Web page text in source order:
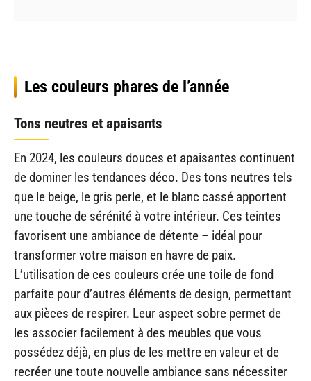
Les couleurs phares de l’année
Tons neutres et apaisants
En 2024, les couleurs douces et apaisantes continuent
de dominer les tendances déco. Des tons neutres tels
que le beige, le gris perle, et le blanc cassé apportent
une touche de sérénité à votre intérieur. Ces teintes
favorisent une ambiance de détente – idéal pour
transformer votre maison en havre de paix.
L’utilisation de ces couleurs crée une toile de fond
parfaite pour d’autres éléments de design, permettant
aux pièces de respirer. Leur aspect sobre permet de
les associer facilement à des meubles que vous
possédez déjà, en plus de les mettre en valeur et de
recréer une toute nouvelle ambiance sans nécessiter